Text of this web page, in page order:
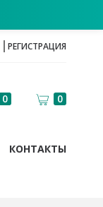
РЕГИСТРАЦИЯ
0 0
КОНТАКТЫ